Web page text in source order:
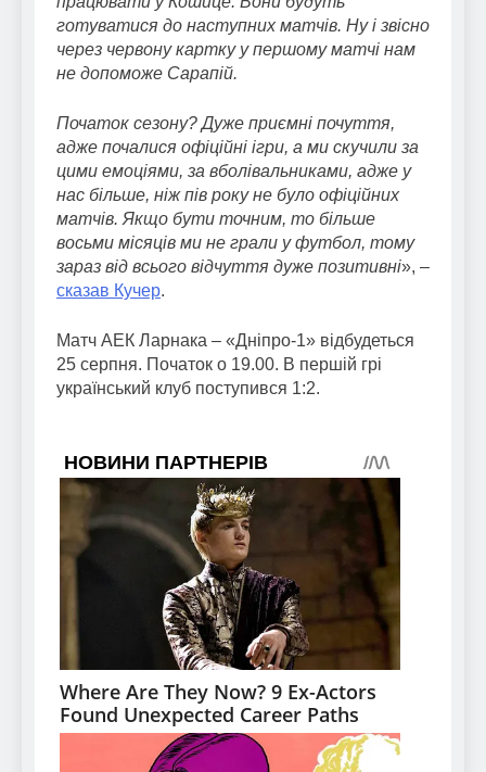
готуватися до наступних матчів. Ну і звісно
через червону картку у першому матчі нам
не допоможе Сарапій.
Початок сезону? Дуже приємні почуття,
адже почалися офіційні ігри, а ми скучили за
цими емоціями, за вболівальниками, адже у
нас більше, ніж пів року не було офіційних
матчів. Якщо бути точним, то більше
восьми місяців ми не грали у футбол, тому
зараз від всього відчуття дуже позитивні», –
сказав Кучер.
Матч АЕК Ларнака – «Дніпро-1» відбудеться
25 серпня. Початок о 19.00. В першій грі
український клуб поступився 1:2.